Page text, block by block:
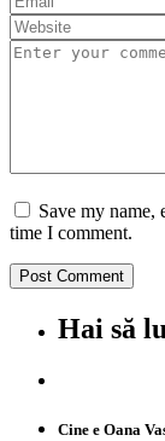
Save my name,
time I comment.
Hai să
Cine e Oana